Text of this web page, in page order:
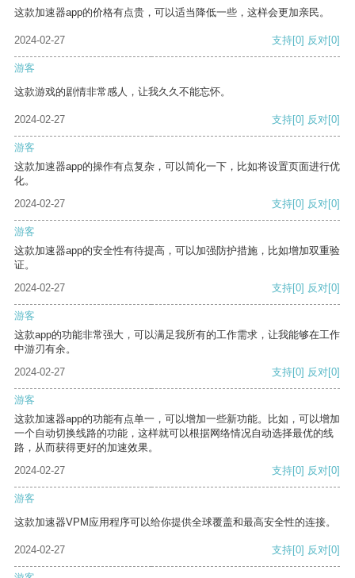
这款加速器app的价格有点贵，可以适当降低一些，这样会更加亲民。
2024-02-27 支持[0] 反对[0]
游客
这款游戏的剧情非常感人，让我久久不能忘怀。
2024-02-27 支持[0] 反对[0]
游客
这款加速器app的操作有点复杂，可以简化一下，比如将设置页面进行优
化。
2024-02-27
支持[0] 反对[0]
游客
这款加速器app的安全性有待提高，可以加强防护措施，比如增加双重验
证。
2024-02-27
支持[0] 反对[0]
游客
这款app的功能非常强大，可以满足我所有的工作需求，让我能够在工作
中游刃有余。
2024-02-27
支持[0] 反对[0]
游客
这款加速器app的功能有点单一，可以增加一些新功能。比如，可以增加
一个自动切换线路的功能，这样就可以根据网络情况自动选择最优的线
路，从而获得更好的加速效果。
2024-02-27
支持[0] 反对[0]
游客
这款加速器VPM应用程序可以给你提供全球覆盖和最高安全性的连接。
2024-02-27 支持[0] 反对[0]